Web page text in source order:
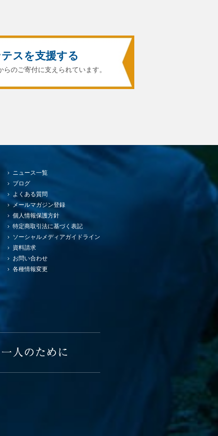
スを支援する
のご寄付に支えられています。
ニュース一覧
ブログ
よくある質問
メールマガジン登録
個人情報保護方針
特定商取引法に基づく表記
ソーシャルメディアガイドライン
資料請求
お問い合わせ
各種情報変更